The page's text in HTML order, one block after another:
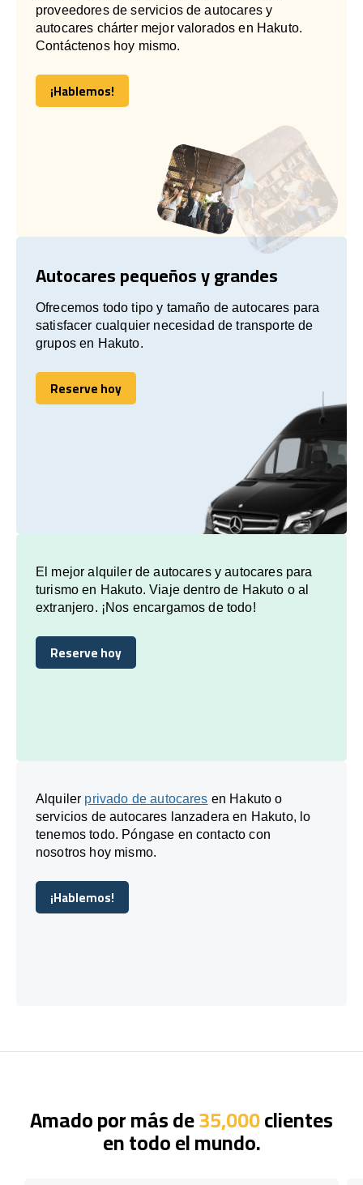
proveedores de servicios de autocares y
autocares chárter mejor valorados en Hakuto.
Contáctenos hoy mismo.
¡Hablemos!
¡Hablemos!
Autocares pequeños y grandes
Ofrecemos todo tipo y tamaño de autocares para
satisfacer cualquier necesidad de transporte de
grupos en Hakuto.
Reserve hoy
Reserve hoy
El mejor alquiler de autocares y autocares para
turismo en Hakuto. Viaje dentro de Hakuto o al
extranjero. ¡Nos encargamos de todo!
Reserve hoy
Reserve hoy
Alquiler privado de autocares en Hakuto o
servicios de autocares lanzadera en Hakuto, lo
tenemos todo. Póngase en contacto con
nosotros hoy mismo.
¡Hablemos!
¡Hablemos!
Amado por más de35,000clientes
en todo el mundo.